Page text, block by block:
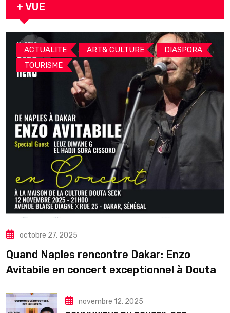
+ VUE
ACTUALITE , ART& CULTURE , DIASPORA ,
TOURISME
octobre 27, 2025
Quand Naples rencontre Dakar: Enzo
Avitabile en concert exceptionnel à Douta
novembre 12, 2025